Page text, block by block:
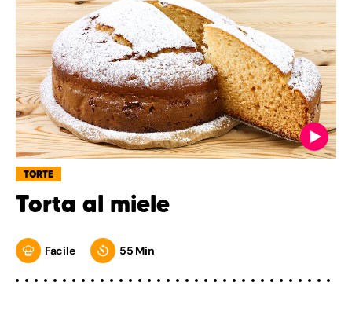
TORTE
Torta al miele
Facile 55 Min